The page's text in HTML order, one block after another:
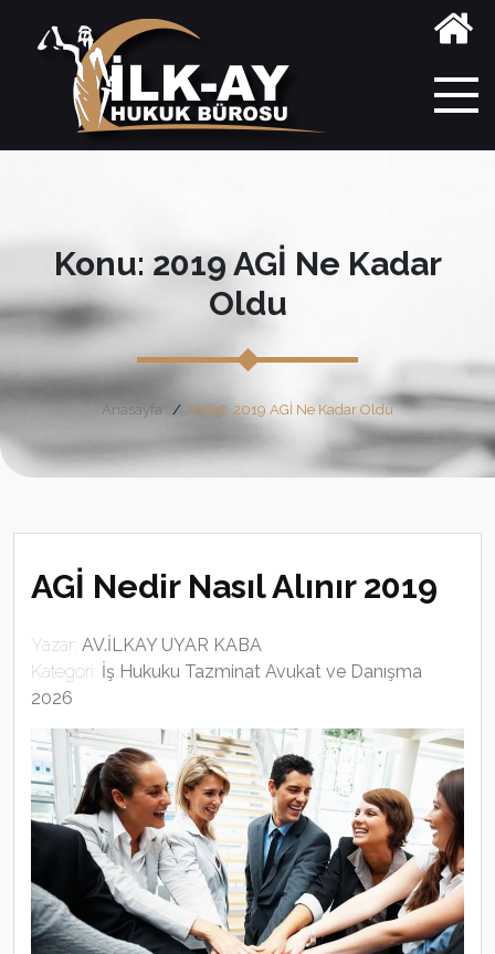
Konu: 2019 AGİ Ne Kadar
Oldu
Anasayfa Etiket: 2019 AGİ Ne Kadar Oldu
AGİ Nedir Nasıl Alınır 2019
Yazar: AV.İLKAY UYAR KABA
Kategori: İş Hukuku Tazminat Avukat ve Danışma
2026